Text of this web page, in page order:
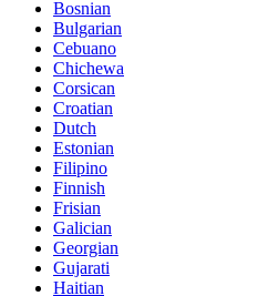
Bosnian
Bulgarian
Cebuano
Chichewa
Corsican
Croatian
Dutch
Estonian
Filipino
Finnish
Frisian
Galician
Georgian
Gujarati
Haitian